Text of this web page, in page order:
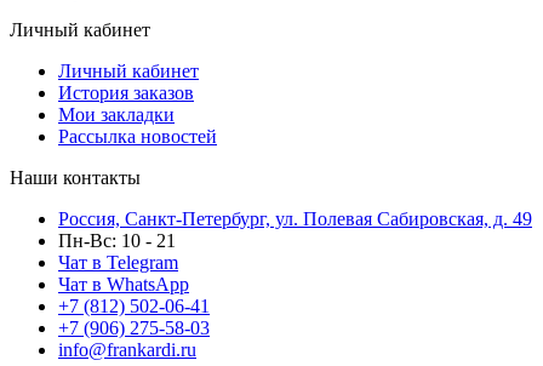
Личный кабинет
Личный кабинет
История заказов
Мои закладки
Рассылка новостей
Наши контакты
Россия, Санкт-Петербург, ул. Полевая Сабировская, д. 49
Пн-Вс: 10 - 21
Чат в Telegram
Чат в WhatsApp
+7 (812) 502-06-41
+7 (906) 275-58-03
info@frankardi.ru